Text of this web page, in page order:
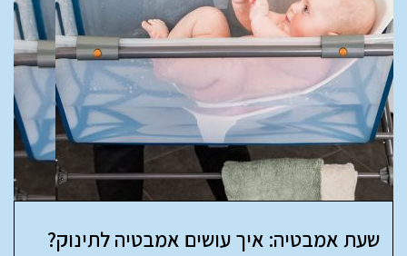
שעת אמבטיה: איך עושים אמבטיה לתינוק?